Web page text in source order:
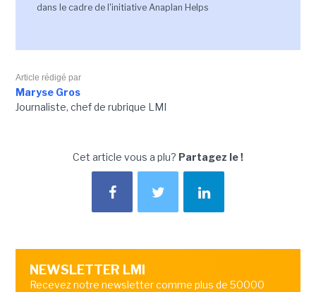
dans le cadre de l'initiative Anaplan Helps
Article rédigé par
Maryse Gros
Journaliste, chef de rubrique LMI
Cet article vous a plu? Partagez le !
NEWSLETTER LMI
Recevez notre newsletter comme plus de 50000